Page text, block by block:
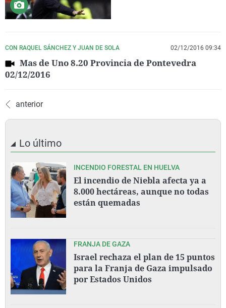
CON RAQUEL SÁNCHEZ Y JUAN DE SOLA 02/12/2016 09:34
Mas de Uno 8.20 Provincia de Pontevedra
02/12/2016
anterior
Lo último
INCENDIO FORESTAL EN HUELVA
El incendio de Niebla afecta ya a
8.000 hectáreas, aunque no todas
están quemadas
FRANJA DE GAZA
Israel rechaza el plan de 15 puntos
para la Franja de Gaza impulsado
por Estados Unidos